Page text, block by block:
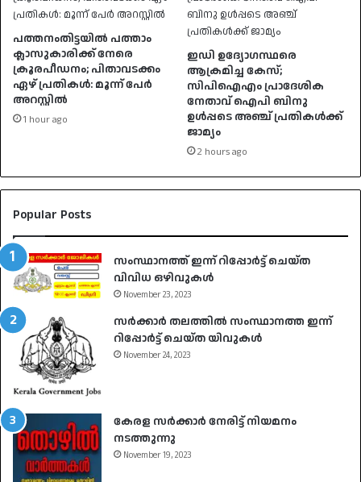
പത്തനംതിട്ടയിൽ പത്താം
ക്ലാസുകാരിക്ക് നേരെ
ക്രൂരപീഡനം; പിതാവടക്കം
ഏഴ് പ്രതികൾ: മൂന്ന് പേർ
അറസ്റ്റിൽ
1 hour ago
ഇഡി ഉദ്യോഗസ്ഥരെ
ആക്രമിച്ച കേസ്;
സിപിഐഎം പ്രാദേശിക
നേതാവ് ഐപി ബിനു
ഉള്‍പ്പടെ അഞ്ച് പ്രതികള്‍ക്ക്
ജാമ്യം
2 hours ago
Popular Posts
സംസ്ഥാനത്ത് ഇന്ന് റിപ്പോർട്ട് ചെയ്ത
വിവിധ ഒഴിവുകൾ
November 23, 2023
സർക്കാർ തലത്തിൽ സംസ്ഥാനത്ത ഇന്ന്
റിപ്പോർട്ട് ചെയ്ത യിവുകൾ
November 24, 2023
കേരള സർക്കാർ നേരിട്ട് നിയമനം
നടത്തുന്നു
November 19, 2023